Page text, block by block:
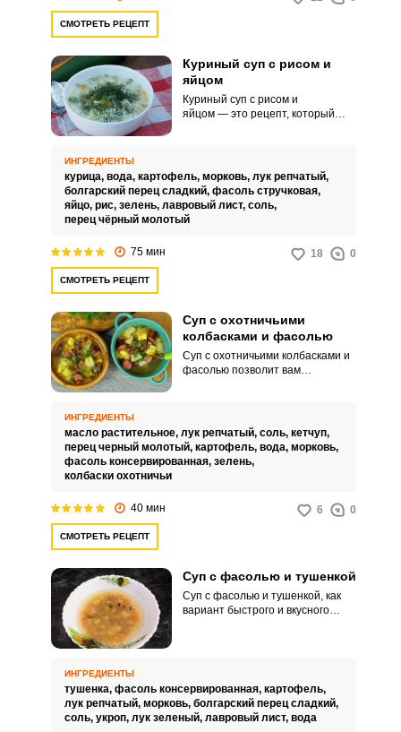
СМОТРЕТЬ РЕЦЕПТ
Куриный суп с рисом и
яйцом
Куриный суп с рисом и
яйцом — это рецепт, который
суп с рисом и яйцом наполнит
вас силами, поможет побороть
болезни и укрепить организм,
ведь всем известно, что жидкое и
замороженной половины
ИНГРЕДИЕНТЫ
курица, вода, картофель, морковь, лук репчатый,
болгарский перец сладкий, фасоль стручковая,
яйцо, рис, зелень, лавровый лист, соль,
перец чёрный молотый
75 мин 18 0
СМОТРЕТЬ РЕЦЕПТ
Суп с охотничьими
колбасками и фасолью
Суп с охотничьими колбасками и
фасолью позволит вам
быстро варится.
ИНГРЕДИЕНТЫ
масло растительное, лук репчатый, соль, кетчуп,
перец черный молотый, картофель, вода, морковь,
фасоль консервированная, зелень,
колбаски охотничьи
40 мин 6 0
СМОТРЕТЬ РЕЦЕПТ
Суп с фасолью и тушенкой
Суп с фасолью и тушенкой, как
вариант быстрого и вкусного
мяса птицы. В этом рецепте
берем для супа белую
консервированную фасоль в
томате, что придаст супу особый
ИНГРЕДИЕНТЫ
тушенка, фасоль консервированная, картофель,
лук репчатый, морковь, болгарский перец сладкий,
соль, укроп, лук зеленый, лавровый лист, вода
Запомнить меня
ЕЩЕ НЕ ЗАРЕГИСТРИРОВАННЫ?
Забыли пароль?